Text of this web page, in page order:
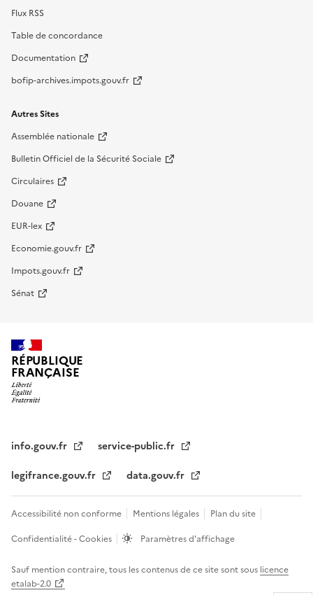
Flux RSS
Table de concordance
Documentation
bofip-archives.impots.gouv.fr
Autres Sites
Assemblée nationale
Bulletin Officiel de la Sécurité Sociale
Circulaires
Douane
EUR-lex
Economie.gouv.fr
Impots.gouv.fr
Sénat
RÉPUBLIQUE
FRANÇAISE
info.gouv.fr
service-public.fr
legifrance.gouv.fr
data.gouv.fr
Accessibilité non conforme Mentions légales
Plan du site
Confidentialité - Cookies
Paramètres d'affichage
Sauf mention contraire, tous les contenus de ce site sont sous licence
etalab-2.0